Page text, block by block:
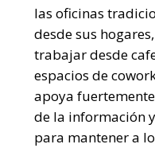
las oficinas
desde sus
trabajar desde
espacios de
apoya
de la información
para mantener a